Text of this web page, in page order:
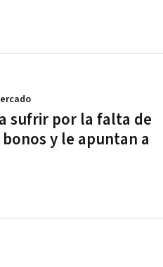
sufrir por la falta de
y le apuntan a